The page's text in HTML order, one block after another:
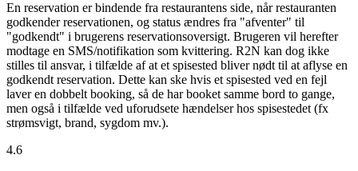
En reservation er bindende fra restaurantens side, når restauranten
godkender reservationen, og status ændres fra "afventer" til
"godkendt" i brugerens reservationsoversigt. Brugeren vil herefter
modtage en SMS/notifikation som kvittering. R2N kan dog ikke
stilles til ansvar, i tilfælde af at et spisested bliver nødt til at aflyse en
godkendt reservation. Dette kan ske hvis et spisested ved en fejl
laver en dobbelt booking, så de har booket samme bord to gange,
men også i tilfælde ved uforudsete hændelser hos spisestedet (fx
strømsvigt, brand, sygdom mv.).
4.6